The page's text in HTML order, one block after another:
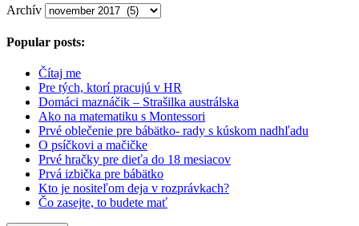
Archív
Popular posts:
Čítaj me
Pre tých, ktorí pracujú v HR
Domáci maznáčik – Strašilka austrálska
Ako na matematiku s Montessori
Prvé oblečenie pre bábätko- rady s kúskom nadhľadu
O psíčkovi a mačičke
Prvé hračky pre dieťa do 18 mesiacov
Prvá izbička pre bábätko
Kto je nositeľom deja v rozprávkach?
Čo zasejte, to budete mať